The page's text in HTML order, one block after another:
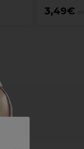
3,49€